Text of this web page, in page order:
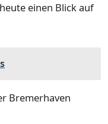
einen Blick auf
Bremerhaven